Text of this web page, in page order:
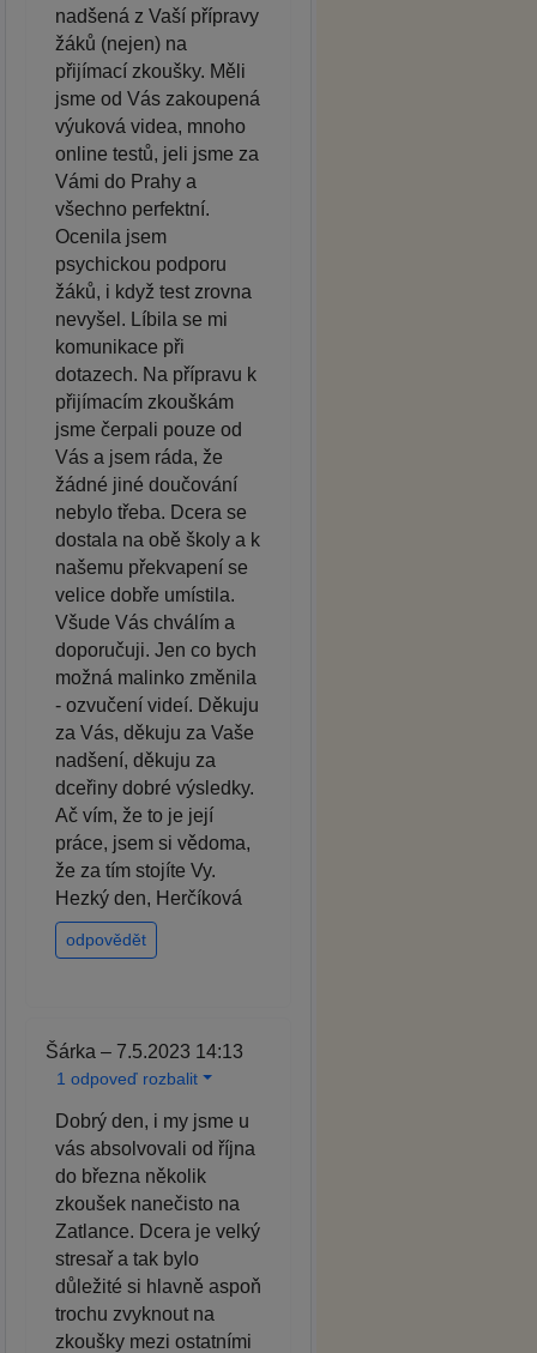
nadšená z Vaší přípravy
žáků (nejen) na
přijímací zkoušky. Měli
jsme od Vás zakoupená
výuková videa, mnoho
online testů, jeli jsme za
Vámi do Prahy a
všechno perfektní.
Ocenila jsem
psychickou podporu
žáků, i když test zrovna
nevyšel. Líbila se mi
komunikace při
dotazech. Na přípravu k
přijímacím zkouškám
jsme čerpali pouze od
Vás a jsem ráda, že
žádné jiné doučování
nebylo třeba. Dcera se
dostala na obě školy a k
našemu překvapení se
velice dobře umístila.
Všude Vás chválím a
doporučuji. Jen co bych
možná malinko změnila
- ozvučení videí. Děkuju
za Vás, děkuju za Vaše
nadšení, děkuju za
dceřiny dobré výsledky.
Ač vím, že to je její
práce, jsem si vědoma,
že za tím stojíte Vy.
Hezký den, Herčíková
odpovědět
Šárka – 7.5.2023 14:13
1 odpoveď rozbalit
Dobrý den, i my jsme u
vás absolvovali od října
do března několik
zkoušek nanečisto na
Zatlance. Dcera je velký
stresař a tak bylo
důležité si hlavně aspoň
trochu zvyknout na
zkoušky mezi ostatními